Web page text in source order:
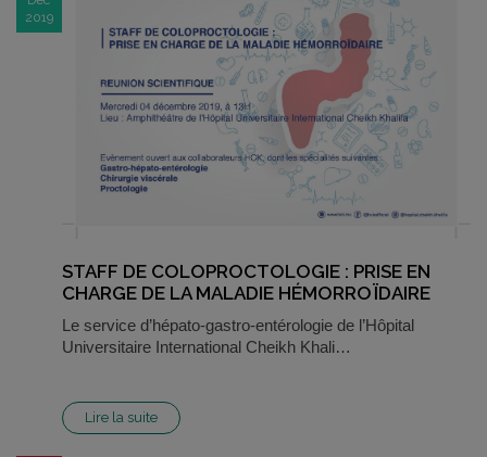
2019
STAFF DE COLOPROCTOLOGIE : PRISE EN
CHARGE DE LA MALADIE HÉMORROÏDAIRE
Le service d’hépato-gastro-entérologie de l’Hôpital
Universitaire International Cheikh Khali…
Lire la suite